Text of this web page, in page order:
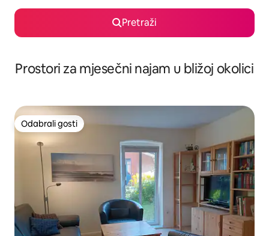
Pretraži
Prostori za mjesečni najam u bližoj okolici
Odabrali gosti
Odabrali gosti